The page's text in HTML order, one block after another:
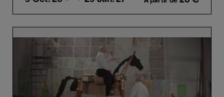
Kentridge
français